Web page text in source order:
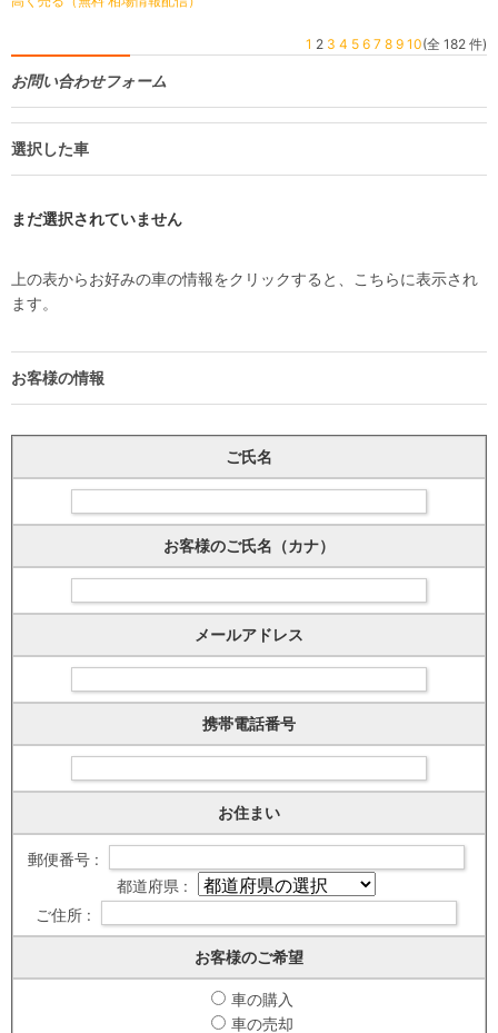
1 2 3 4 5 6 7 8 9 10(全 182 件)
お問い合わせフォーム
選択した車
まだ選択されていません
上の表からお好みの車の情報をクリックすると、こちらに表示され
ます。
お客様の情報
ご氏名
お客様のご氏名（カナ）
メールアドレス
携帯電話番号
お住まい
郵便番号 :
都道府県 :
ご住所 :
お客様のご希望
車の購入
車の売却